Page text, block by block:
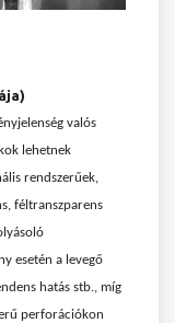
valós
lehetnek
rendszerűek,
féltranszparens
esetén a levegő
hatás stb., míg
perforációkon